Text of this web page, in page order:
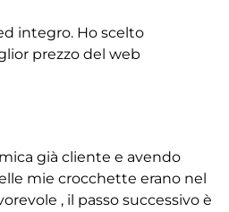
integro. Ho scelto
prezzo del web
già cliente e avendo
mie crocchette erano nel
, il passo successivo è